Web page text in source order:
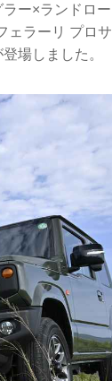
ー×ランドロー
ェラーリ プロサ
場しました。